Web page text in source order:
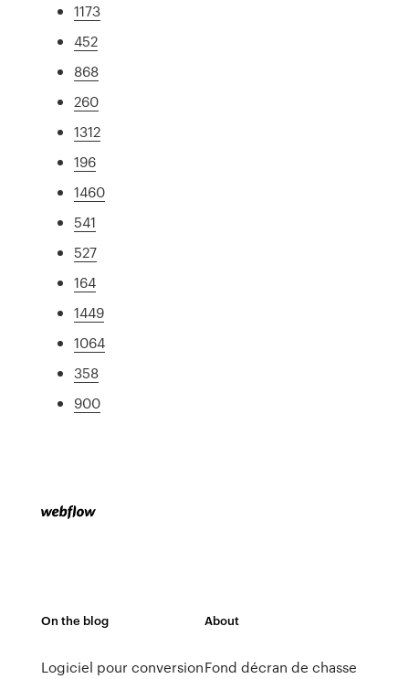
1173
452
868
260
1312
196
1460
541
527
164
1449
1064
358
900
On the blog
Logiciel pour conversion
About
Fond décran de chasse